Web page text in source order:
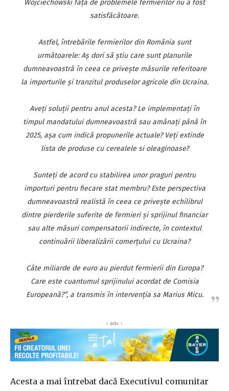
Wojciechowski faţă de problemele fermierilor nu a fost
satisfăcătoare.
Astfel, întrebările fermierilor din România sunt
următoarele: Aş dori să ştiu care sunt planurile
dumneavoastră în ceea ce priveşte măsurile referitoare
la importurile şi tranzitul produselor agricole din Ucraina.
Aveţi soluţii pentru anul acesta? Le implementaţi în
timpul mandatului dumneavoastră sau amânaţi până în
2025, aşa cum indică propunerile actuale? Veţi extinde
lista de produse cu cerealele si oleaginoase?
Sunteţi de acord cu stabilirea unor praguri pentru
importuri pentru fiecare stat membru? Este perspectiva
dumneavoastră realistă în ceea ce priveşte echilibrul
dintre pierderile suferite de fermieri şi sprijinul financiar
sau alte măsuri compensatorii indirecte, în contextul
continuării liberalizării comerţului cu Ucraina?
Câte miliarde de euro au pierdut fermierii din Europa?
Care este cuantumul sprijinului acordat de Comisia
Europeană?”, a transmis în intervenţia sa Marius Micu.
‹ adv ›
Acesta a mai întrebat dacă Executivul comunitar